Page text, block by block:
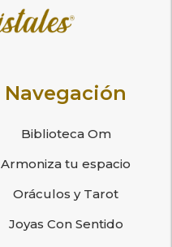
Navegación
Biblioteca Om
Armoniza tu espacio
Oráculos y Tarot
Joyas Con Sentido